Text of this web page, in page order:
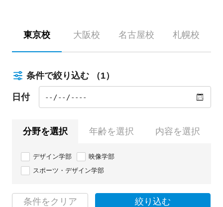
東京校 大阪校 名古屋校 札幌校
条件で絞り込む （1）
日付
分野を選択 年齢を選択 内容を選択
デザイン学部
映像学部
スポーツ・デザイン学部
条件をクリア 絞り込む